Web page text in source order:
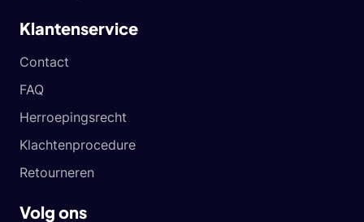
Klantenservice
Contact
FAQ
Herroepingsrecht
Klachtenprocedure
Retourneren
Volg ons